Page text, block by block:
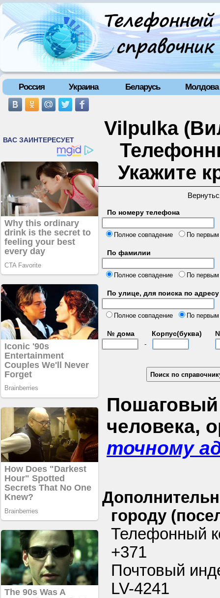
Россия Украина Беларусь Молдова
Vilpulka
Укажите
По номеру телефона
Полное совпадение
По
По фамилии
Полное совпадение По
По улице, для поиска по адресу
Полное совпадение
По
№ дома Корпус(буква)
-
Пошаговый
человека,
точному
городу
Телефонный
+371
Почтовый
LV-4241